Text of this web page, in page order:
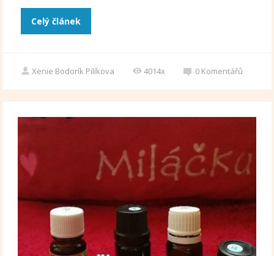
Celý článek
Xenie Bodorík Pilíkova 4014x 0 Komentářů